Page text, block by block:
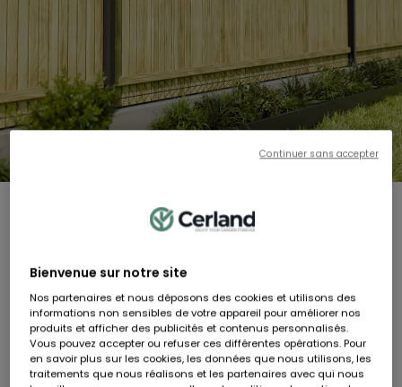
Lames d'occultation en bois OKULTO - Hauteur 153CM ép. 22mm
159,90 €
Dont 0,49 € d'éco-participation
En stock
Livraison à domicile sous 8 jours ouvrés
AJOUTER AU PANIER
Bienvenue sur notre site
Nos partenaires et nous déposons des cookies et utilisons des
informations non sensibles de votre appareil pour améliorer nos
produits et afficher des publicités et contenus personnalisés.
Vous pouvez accepter ou refuser ces différentes opérations. Pour
en savoir plus sur les cookies, les données que nous utilisons, les
traitements que nous réalisons et les partenaires avec qui nous
Continuer sans accepter